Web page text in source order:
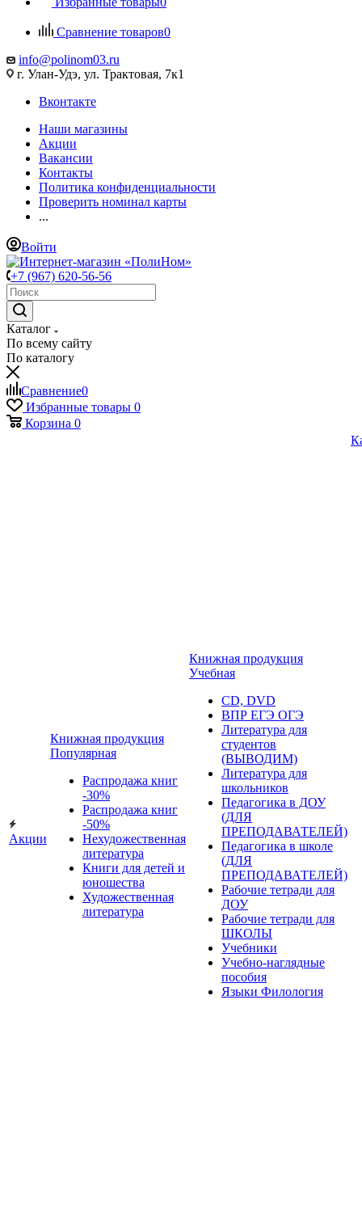
Сравнение товаров0
info@polinom03.ru
г. Улан-Удэ, ул. Трактовая, 7к1
Вконтакте
Наши магазины
Акции
Вакансии
Контакты
Политика конфиденциальности
Проверить номинал карты
...
Войти
+7 (967) 620-56-56
Каталог
По всему сайту
По каталогу
Сравнение0
Избранные товары 0
Корзина 0
Акции
Книжная продукция
Популярная
Распродажа книг
-30%
Распродажа книг
-50%
Нехудожественная
литература
Книги для детей и
юношества
Художественная
литература
Книжная продукция
Учебная
CD, DVD
ВПР ЕГЭ ОГЭ
Литература для
студентов
(ВЫВОДИМ)
Литература для
школьников
Педагогика в ДОУ
(ДЛЯ
ПРЕПОДАВАТЕЛЕЙ)
Педагогика в школе
(ДЛЯ
ПРЕПОДАВАТЕЛЕЙ)
Рабочие тетради для
ДОУ
Рабочие тетради для
ШКОЛЫ
Учебники
Учебно-наглядные
пособия
Языки Филология